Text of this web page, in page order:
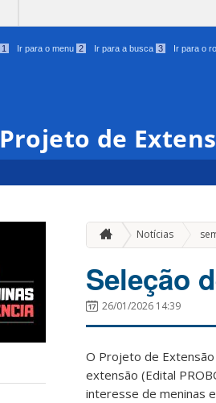
1 Ir para o menu 2 Ir para a busca 3 Ir para o
Projeto de
Notícias
Seleção
26/01/2026 14:39
O Projeto de
extensão (Edital
interesse de meninas